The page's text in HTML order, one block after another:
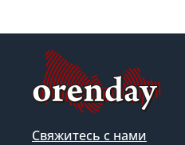
Свяжитесь с нами